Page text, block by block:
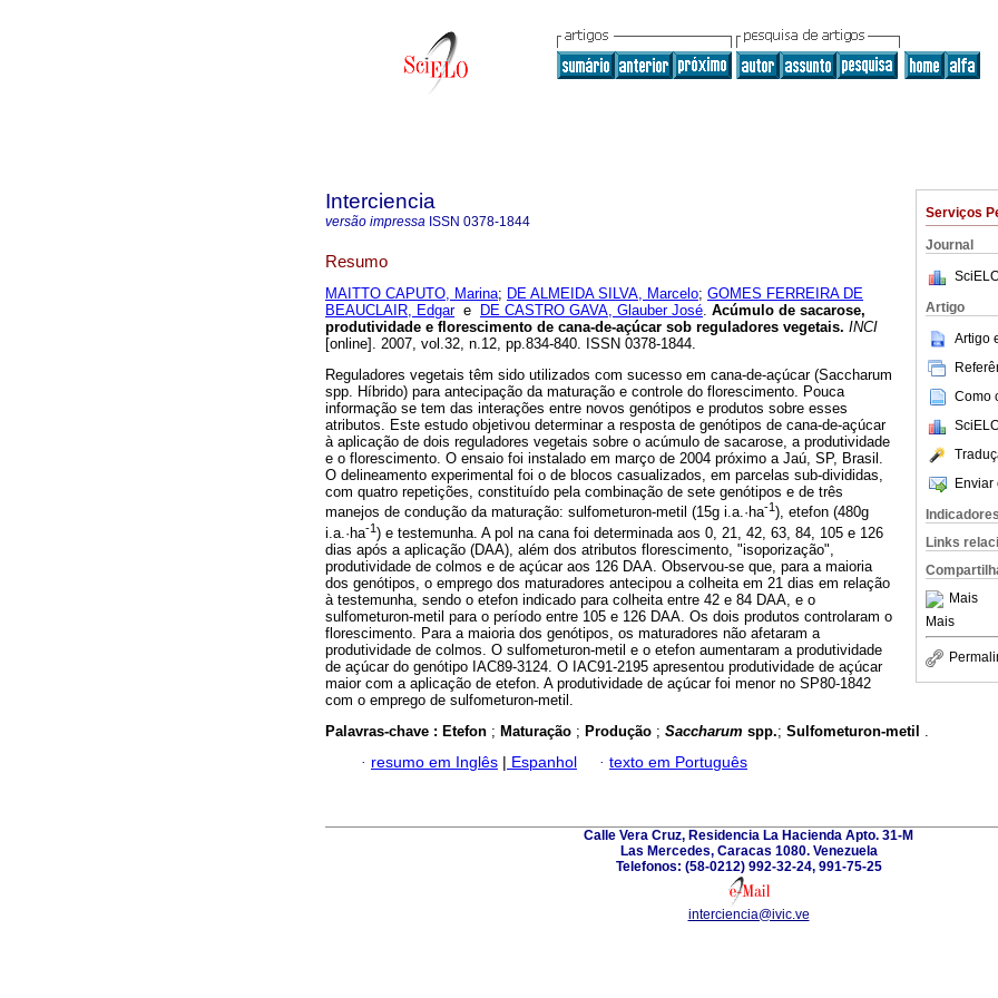
Serviços
Journal
Artigo
Artigo
Como
Enviar
Indicadores
Links
Mais
Mais
Interciencia
versão impressa ISSN 0378-1844
Resumo
MAITTO CAPUTO, Marina; DE ALMEIDA SILVA, Marcelo; GOMES FERREIRA DE
BEAUCLAIR, Edgare DE CASTRO GAVA, Glauber José. Acúmulo de sacarose,
produtividade e florescimento de cana-de-açúcar sob reguladores vegetais. INCI
[online]. 2007, vol.32, n.12, pp.834-840. ISSN 0378-1844.
Reguladores vegetais têm sido utilizados com sucesso em cana-de-açúcar (Saccharum
spp. Híbrido) para antecipação da maturação e controle do florescimento. Pouca
informação se tem das interações entre novos genótipos e produtos sobre esses
atributos. Este estudo objetivou determinar a resposta de genótipos de cana-de-açúcar
à aplicação de dois reguladores vegetais sobre o acúmulo de sacarose, a produtividade
e o florescimento. O ensaio foi instalado em março de 2004 próximo a Jaú, SP, Brasil.
O delineamento experimental foi o de blocos casualizados, em parcelas sub-divididas,
com quatro repetições, constituído pela combinação de sete genótipos e de três
manejos de condução da maturação: sulfometuron-metil (15g i.a.·ha-1 ), etefon (480g
i.a.·ha-1) e testemunha. A pol na cana foi determinada aos 0, 21, 42, 63, 84, 105 e 126
dias após a aplicação (DAA), além dos atributos florescimento, "isoporização",
produtividade de colmos e de açúcar aos 126 DAA. Observou-se que, para a maioria
dos genótipos, o emprego dos maturadores antecipou a colheita em 21 dias em relação
à testemunha, sendo o etefon indicado para colheita entre 42 e 84 DAA, e o
sulfometuron-metil para o período entre 105 e 126 DAA. Os dois produtos controlaram o
florescimento. Para a maioria dos genótipos, os maturadores não afetaram a
produtividade de colmos. O sulfometuron-metil e o etefon aumentaram a produtividade
de açúcar do genótipo IAC89-3124. O IAC91-2195 apresentou produtividade de açúcar
maior com a aplicação de etefon. A produtividade de açúcar foi menor no SP80-1842
com o emprego de sulfometuron-metil.
Palavras-chave : Etefon ; Maturação ; Produção ; Saccharum spp.; Sulfometuron-metil .
· resumo em Inglês Espanhol · texto em Português
Calle Vera Cruz, Residencia La Hacienda Apto. 31-M
Las Mercedes, Caracas 1080. Venezuela
Telefonos: (58-0212) 992-32-24, 991-75-25
interciencia@ivic.ve